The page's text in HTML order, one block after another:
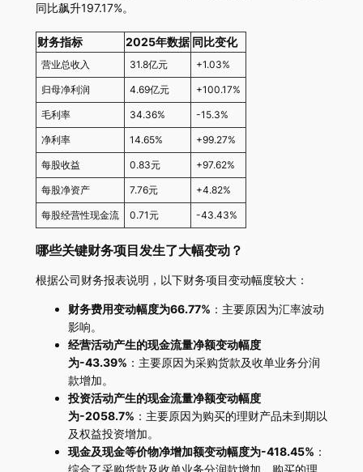
同比飙升197.17%。
财务指标 2025年数据 同比变化
营业总收入 31.8亿元 +1.03%
归母净利润 4.69亿元 +100.17%
毛利率 34.36% -15.3%
净利率 14.65% +99.27%
每股收益 0.83元 +97.62%
每股净资产 7.76元 +4.82%
每股经营性现金流 0.71元 -43.43%
哪些关键财务项目发生了大幅变动？
根据公司财务报表说明，以下财务项目变动幅度较大：
财务费用变动幅度为66.77% ：主要原因为汇率波动
影响。
经营活动产生的现金流量净额变动幅度
为-43.39% ：主要原因为采购货款及收单业务分润
款增加。
投资活动产生的现金流量净额变动幅度
为-2058.7% ：主要原因为购买的理财产品未到期以
及权益投资增加。
现金及现金等价物净增加额变动幅度为-418.45% ：
综合了采购货款及收单业务分润款增加、购买的理